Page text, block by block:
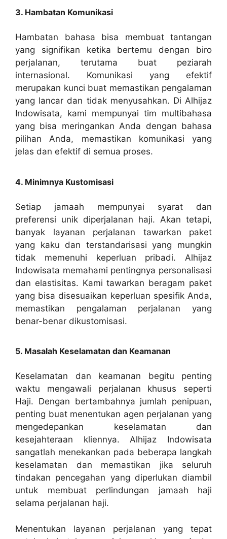
3. Hambatan Komunikasi
Hambatan bahasa bisa membuat tantangan
yang signifikan ketika bertemu dengan biro
perjalanan, terutama buat peziarah
internasional. Komunikasi yang efektif
merupakan kunci buat memastikan pengalaman
yang lancar dan tidak menyusahkan. Di Alhijaz
Indowisata, kami mempunyai tim multibahasa
yang bisa meringankan Anda dengan bahasa
pilihan Anda, memastikan komunikasi yang
jelas dan efektif di semua proses.
4. Minimnya Kustomisasi
Setiap jamaah mempunyai syarat dan
preferensi unik diperjalanan haji. Akan tetapi,
banyak layanan perjalanan tawarkan paket
yang kaku dan terstandarisasi yang mungkin
tidak memenuhi keperluan pribadi. Alhijaz
Indowisata memahami pentingnya personalisasi
dan elastisitas. Kami tawarkan beragam paket
yang bisa disesuaikan keperluan spesifik Anda,
memastikan pengalaman perjalanan yang
benar-benar dikustomisasi.
5. Masalah Keselamatan dan Keamanan
Keselamatan dan keamanan begitu penting
waktu mengawali perjalanan khusus seperti
Haji. Dengan bertambahnya jumlah penipuan,
penting buat menentukan agen perjalanan yang
mengedepankan keselamatan dan
kesejahteraan kliennya. Alhijaz Indowisata
sangatlah menekankan pada beberapa langkah
keselamatan dan memastikan jika seluruh
tindakan pencegahan yang diperlukan diambil
untuk membuat perlindungan jamaah haji
selama perjalanan haji.
Menentukan layanan perjalanan yang tepat